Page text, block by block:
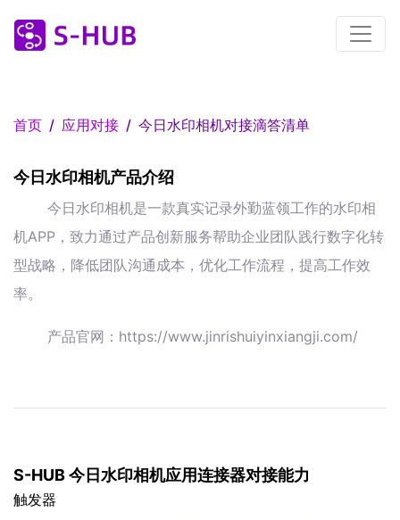
首页 应用对接 今日水印相机对接滴答清单
今日水印相机产品介绍
今日水印相机是一款真实记录外勤蓝领工作的水印相
机APP，致力通过产品创新服务帮助企业团队践行数字化转
型战略，降低团队沟通成本，优化工作流程，提高工作效
率。
产品官网：https://www.jinrishuiyinxiangji.com/
S-HUB 今日水印相机应用连接器对接能力
触发器